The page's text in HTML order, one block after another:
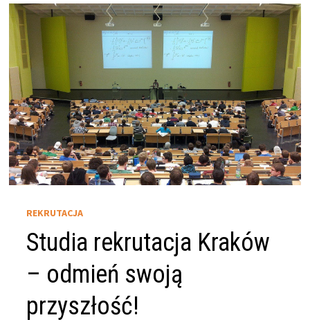
REKRUTACJA
Studia rekrutacja Kraków
– odmień swoją
przyszłość!